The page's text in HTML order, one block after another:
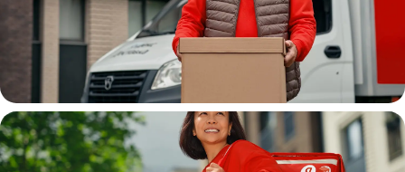
Водитель
грузовой машины